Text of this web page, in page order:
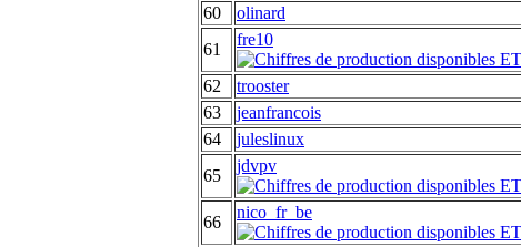
60
olinard
61
fre10
62
trooster
63
jeanfrancois
64
juleslinux
65
jdvpv
66
nico_fr_be